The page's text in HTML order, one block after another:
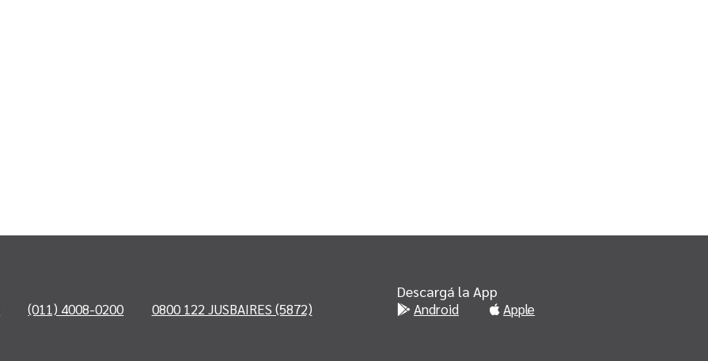
(011) 4008-0200 0800 122 JUSBAIRES (5872)
Descargá la App
Android Apple